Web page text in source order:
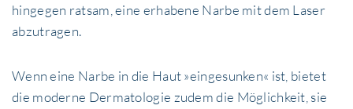
hingegen ratsam, eine erhabene Narbe mit dem Laser
abzutragen.
Wenn eine Narbe in die Haut »eingesunken« ist, bietet
die moderne Dermatologie zudem die Möglichkeit, sie